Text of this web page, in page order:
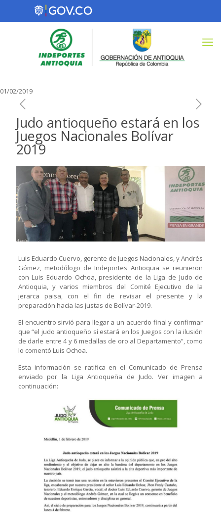
01/02/2019
Judo antioqueño estará en los
Juegos Nacionales Bolívar
2019
Luis Eduardo Cuervo, gerente de Juegos Nacionales, y Andrés
Gómez, metodólogo de Indeportes Antioquia se reunieron
con Luis Eduardo Ochoa, presidente de la Liga de Judo de
Antioquia, y varios miembros del Comité Ejecutivo de la
jerarca paisa, con el fin de revisar el presente y la
preparación hacia las justas de Bolívar-2019.
El encuentro sirvió para llegar a un acuerdo final y confirmar
que “el judo antioqueño sí estará en los Juegos con la ilusión
de darle entre 4 y 6 medallas de oro al Departamento”, como
lo comentó Luis Ochoa.
Esta información se ratifica en el Comunicado de Prensa
enviado por la Liga Antioqueña de Judo. Ver imagen a
continuación: